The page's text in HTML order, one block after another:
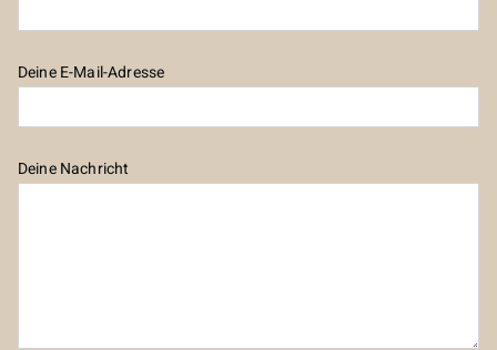
Deine E-Mail-Adresse
Deine Nachricht